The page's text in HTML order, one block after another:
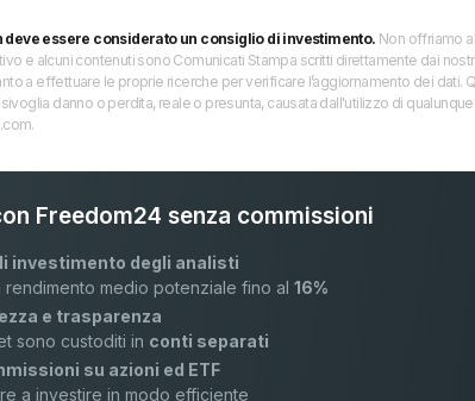
deve essere considerato un consiglio di investimento. Non offriamo
e alcuni contenuti sono Comunicati Stampa scritti direttamente dai
a effettuare le proprie ricerche per verificare l’aggiornamento dei
danno o perdita, reale o presunta, causata dall'utilizzo di
Freedom24 senza commissioni
investimento degli analisti
rendimento medio potenziale fino al16%
e trasparenza
sono custoditi in conti separati
su azioni ed ETF
a investire in modo efficiente